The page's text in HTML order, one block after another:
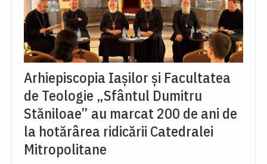
Arhiepiscopia Iașilor și Facultatea
de Teologie „Sfântul Dumitru
Stăniloae” au marcat 200 de ani de
la hotărârea ridicării Catedralei
Mitropolitane